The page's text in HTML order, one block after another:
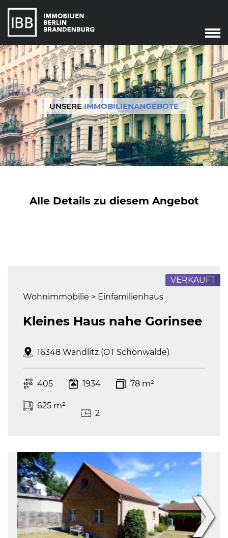
Start
Verkauf
Immobilienverkauf
Marketing
Immobilienbewertung
Unser Service
Leibrente
Dringend gesucht
Angebote
Leistungen
Stellenangebote
Kontakt
UNSEREIMMOBILIENANGEBOTE
Alle Details zu diesem Angebot
Wohnimmobilie > Einfamilienhaus
VERKAUFT
Kleines Haus nahe Gorinsee
16348 Wandlitz (OT Schönwalde)
405 1934 78 m²
625 m²
2
❯